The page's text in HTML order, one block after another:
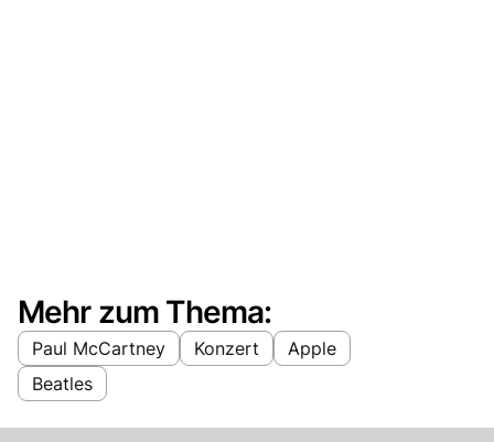
Mehr zum Thema:
Paul McCartney Konzert
Apple
Beatles